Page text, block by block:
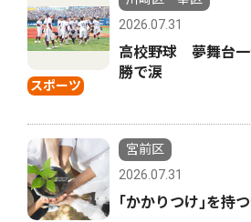
スポーツ
2026.07.31
高校野球 夢舞台
勝で涙
宮前区
2026.07.31
｢かかりつけ｣を持